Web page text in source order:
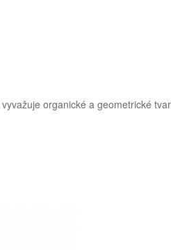
organické a geometrické